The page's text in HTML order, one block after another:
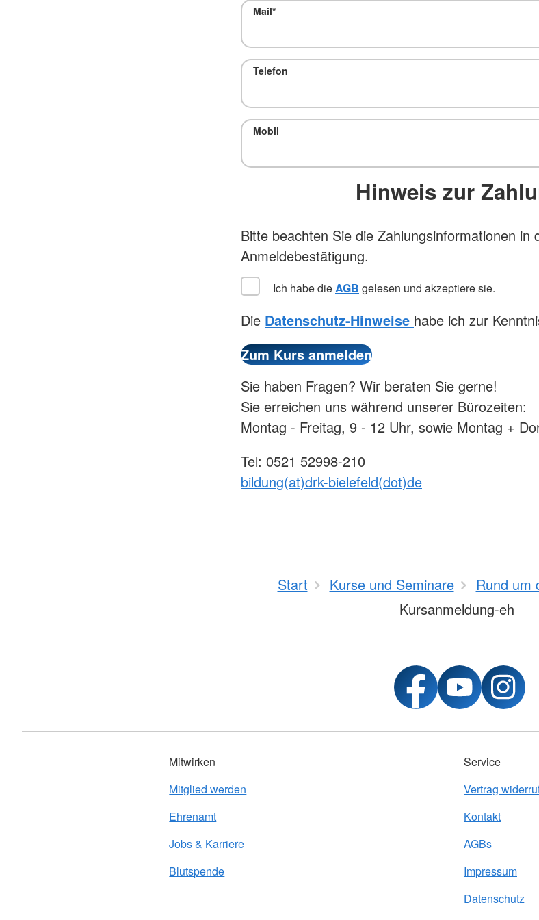
Mail*
Telefon
Mobil
Hinweis zur
Bitte beachten Sie die Zahlungsinformationen in
Anmeldebestätigung.
Ich habe dieAGB gelesen und akzeptiere sie.
Die Datenschutz-Hinweise habe ich zur
Sie haben Fragen? Wir beraten Sie gerne!
Sie erreichen uns während unserer Bürozeiten:
Montag - Freitag, 9 - 12 Uhr, sowie Montag +
Tel: 0521 52998-210
bildung(at)drk-bielefeld(dot)de
Start Kurse und Seminare
Rund um
Kursanmeldung-eh
Mitwirken
Mitglied werden
Ehrenamt
Jobs & Karriere
Blutspende
Service
Vertrag
Kontakt
AGBs
Impressum
Datenschutz